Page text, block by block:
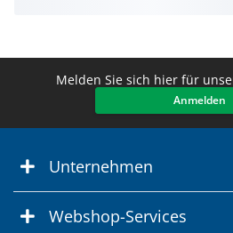
Melden Sie sich hier für
Anmelden
Unternehmen
Webshop-Services